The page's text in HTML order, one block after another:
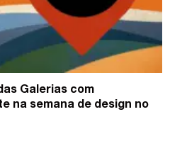
Galerias com
na semana de design no